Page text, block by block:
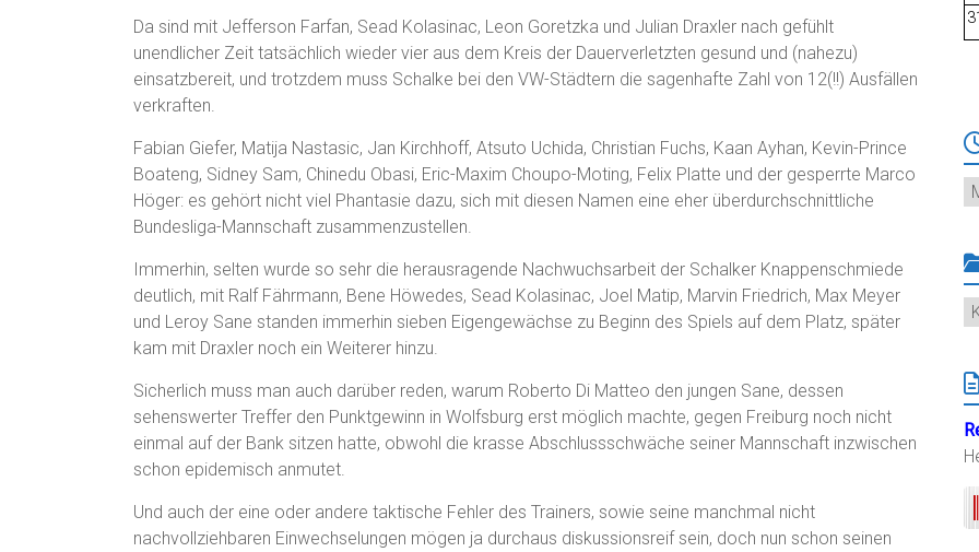
Da sind mit Jefferson Farfan, Sead Kolasinac, Leon Goretzka und Julian Draxler nach gefühlt
unendlicher Zeit tatsächlich wieder vier aus dem Kreis der Dauerverletzten gesund und (nahezu)
einsatzbereit, und trotzdem muss Schalke bei den VW-Städtern die sagenhafte Zahl von 12(!!) Ausfällen
verkraften.
Fabian Giefer, Matija Nastasic, Jan Kirchhoff, Atsuto Uchida, Christian Fuchs, Kaan Ayhan, Kevin-Prince
Boateng, Sidney Sam, Chinedu Obasi, Eric-Maxim Choupo-Moting, Felix Platte und der gesperrte Marco
Höger: es gehört nicht viel Phantasie dazu, sich mit diesen Namen eine eher überdurchschnittliche
Bundesliga-Mannschaft zusammenzustellen.
Immerhin, selten wurde so sehr die herausragende Nachwuchsarbeit der Schalker Knappenschmiede
deutlich, mit Ralf Fährmann, Bene Höwedes, Sead Kolasinac, Joel Matip, Marvin Friedrich, Max Meyer
und Leroy Sane standen immerhin sieben Eigengewächse zu Beginn des Spiels auf dem Platz, später
kam mit Draxler noch ein Weiterer hinzu.
Sicherlich muss man auch darüber reden, warum Roberto Di Matteo den jungen Sane, dessen
sehenswerter Treffer den Punktgewinn in Wolfsburg erst möglich machte, gegen Freiburg noch nicht
einmal auf der Bank sitzen hatte, obwohl die krasse Abschlussschwäche seiner Mannschaft inzwischen
schon epidemisch anmutet.
Und auch der eine oder andere taktische Fehler des Trainers, sowie seine manchmal nicht
nachvollziehbaren Einwechselungen mögen ja durchaus diskussionsreif sein, doch nun schon seinen